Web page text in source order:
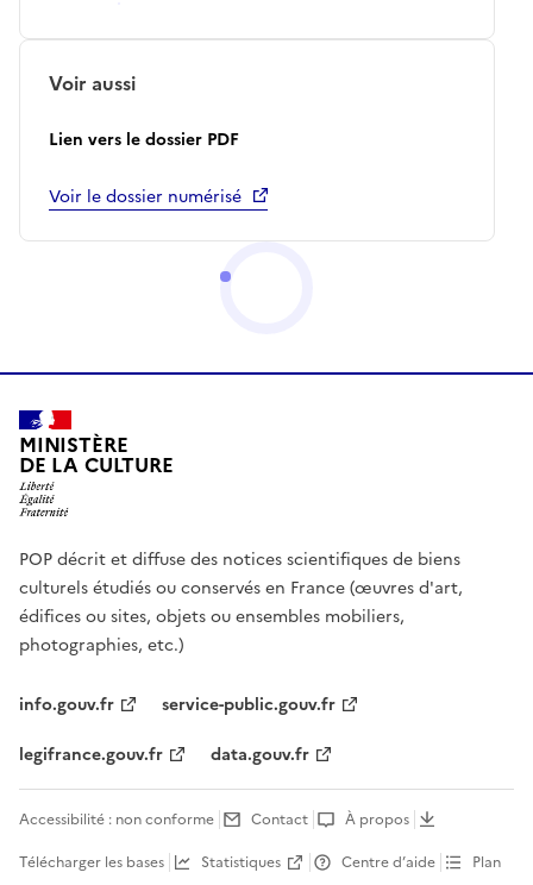
Voir aussi
Lien vers le dossier PDF
Voir le dossier numérisé
MINISTÈRE
DE LA CULTURE
POP décrit et diffuse des notices scientifiques de biens
culturels étudiés ou conservés en France (œuvres d'art,
édifices ou sites, objets ou ensembles mobiliers,
photographies, etc.)
info.gouv.fr
service-public.gouv.fr
legifrance.gouv.fr
data.gouv.fr
Accessibilité : non conforme Contact
À propos
Télécharger les bases
Statistiques Centre d’aide Plan